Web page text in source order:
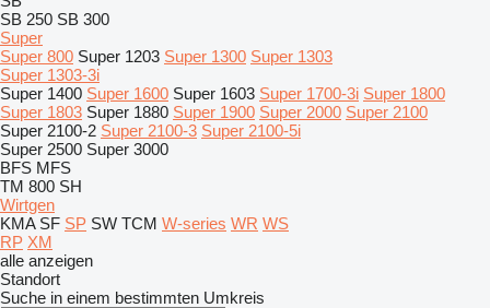
SB 250 SB 300
Super
Super 800 Super 1203 Super 1300 Super 1303
Super 1303-3i
Super 1400 Super 1600 Super 1603 Super 1700-3i Super 1800
Super 1803 Super 1880 Super 1900 Super 2000 Super 2100
Super 2100-2 Super 2100-3 Super 2100-5i
Super 2500 Super 3000
BFS MFS
TM 800 SH
Wirtgen
KMA SF SP SW TCM W-series WR WS
RP XM
alle anzeigen
Standort
Suche in einem bestimmten Umkreis